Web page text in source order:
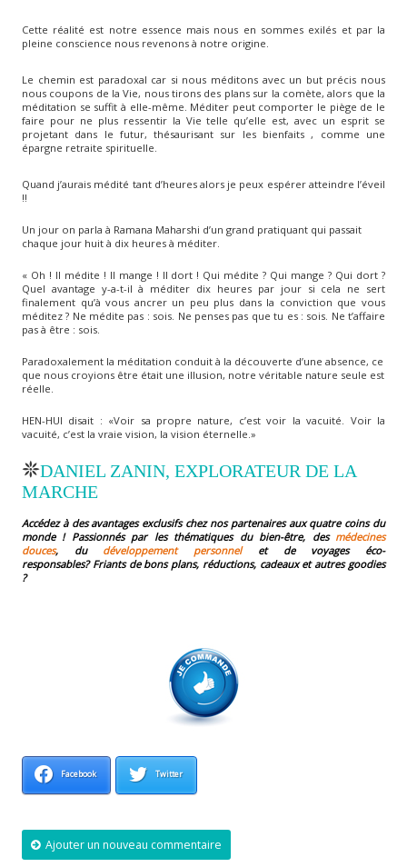
Cette réalité est notre essence mais nous en sommes exilés et par la
pleine conscience nous revenons à notre origine.
Le chemin est paradoxal car si nous méditons avec un but précis nous
nous coupons de la Vie, nous tirons des plans sur la comète, alors que la
méditation se suffit à elle-même. Méditer peut comporter le piège de le
faire pour ne plus ressentir la Vie telle qu’elle est, avec un esprit se
projetant dans le futur, thésaurisant sur les bienfaits , comme une
épargne retraite spirituelle.
Quand j’aurais médité tant d’heures alors je peux espérer atteindre l’éveil
!!
Un jour on parla à Ramana Maharshi d’un grand pratiquant qui passait
chaque jour huit à dix heures à méditer.
« Oh ! Il médite ! Il mange ! Il dort ! Qui médite ? Qui mange ? Qui dort ?
Quel avantage y-a-t-il à méditer dix heures par jour si cela ne sert
finalement qu’à vous ancrer un peu plus dans la conviction que vous
méditez ? Ne médite pas : sois. Ne penses pas que tu es : sois. Ne t’affaire
pas à être : sois.
Paradoxalement la méditation conduit à la découverte d’une absence, ce
que nous croyions être était une illusion, notre véritable nature seule est
réelle.
HEN-HUI disait : «Voir sa propre nature, c’est voir la vacuité. Voir la
vacuité, c’est la vraie vision, la vision éternelle.»
DANIEL ZANIN, EXPLORATEUR DE LA
MARCHE
Accédez à des avantages exclusifs chez nos partenaires aux quatre coins du
monde ! Passionnés par les thématiques du bien-être, des médecines
douces, du développement personnel et de voyages éco-
responsables? Friants de bons plans, réductions, cadeaux et autres goodies
?
Facebook Twitter
Ajouter un nouveau commentaire